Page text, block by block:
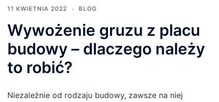
11 KWIETNIA 2022 BLOG
Wywożenie gruzu z placu
budowy – dlaczego należy
to robić?
Niezależnie od rodzaju budowy, zawsze na niej